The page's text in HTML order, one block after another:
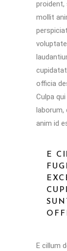
proident,
mollit
officia
Culpa
laborum,
anim id
E
E cillum